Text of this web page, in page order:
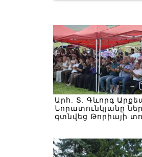
Արհ. Տ. Գևորգ
Նորատունկյանը
գտնվեց Թորիայի